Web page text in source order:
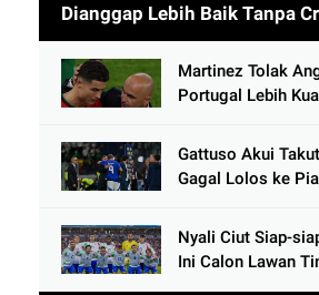
Dianggap Lebih Baik Tanpa
Ronaldo usai Cetak 9 Gol
Martinez Tolak
Portugal Lebih
di Bawah Thailand
Gattuso Akui
Gagal Lolos ke
Nyali Ciut Siap-
Ini Calon Lawan